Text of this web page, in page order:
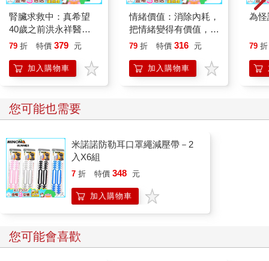
車賽和競技場裡的打鬥，因為他明白人們對那類的事情非常著
迷。他們對皇帝配給他們的便宜穀物有興趣，但並不熱衷於此。
圖拉真很清楚，他受歡迎不只是因為給了人民實際的東西，也是
因為他讓他們參與傳統上由富人獨享的娛樂。食物不可或缺，但
有了競技賽的享受，人生才值得活。
如果你有幸得到羅馬競技場的票（角鬥士的競技賽一年只有
是按照社會地位安排，你們是野蠻人，所以地位恐怕很低，得坐
歡呼、瘋狂地向他們支持的對象揮手。
早晨由狩獵動物開始。狩獵項目都極受歡迎，有時候會展示
帝國邊疆的珍禽異獸，例如長頸鹿和河馬，有時會讓公牛和熊對
戰。不過，通常是幾種野獸讓老練的獵人獵捕。這些人穿著鮮豔
服裝，展現他們魁梧的身軀。他們會直接靠近野獸，通常看似不
可能逃過野獸的攻擊，但他們卻能靠著智慧和膽識（當然還有一
些精心布置的木頭圍欄）而成功。等野獸累了，他們就用矛刺殺
野獸，或無情地用箭矢攻擊，直到野獸倒下。他們刻意把所有打
腎臟求救中：真希望
40歲之前洪永祥醫師
就告訴我這些事
79 折 特價 379 元
加入購物車
情緒價值：消除內耗，
把情緒變得有價值，跟
誰都能自在相處
79 折 特價 316 元
加入購物車
為怪
79 折
您可能也需要
米諾諾防勒耳口罩繩減壓帶－2
入X6組
7 折 特價 348 元
加入購物車
您可能會喜歡